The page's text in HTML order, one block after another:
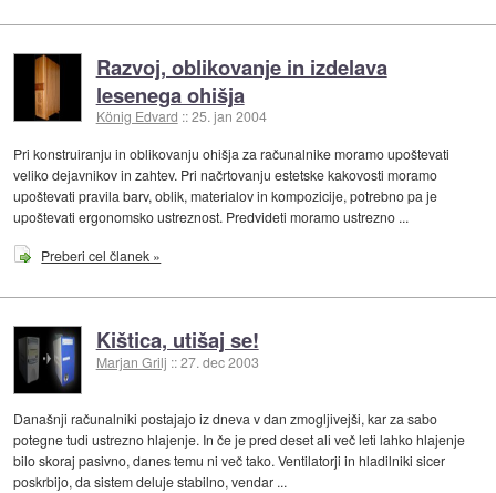
Razvoj, oblikovanje in izdelava
lesenega ohišja
König Edvard ::25. jan 2004
Pri konstruiranju in oblikovanju ohišja za računalnike moramo upoštevati
veliko dejavnikov in zahtev. Pri načrtovanju estetske kakovosti moramo
upoštevati pravila barv, oblik, materialov in kompozicije, potrebno pa je
upoštevati ergonomsko ustreznost. Predvideti moramo ustrezno ...
Preberi cel članek »
Kištica, utišaj se!
Marjan Grilj ::27. dec 2003
Današnji računalniki postajajo iz dneva v dan zmogljivejši, kar za sabo
potegne tudi ustrezno hlajenje. In če je pred deset ali več leti lahko hlajenje
bilo skoraj pasivno, danes temu ni več tako. Ventilatorji in hladilniki sicer
poskrbijo, da sistem deluje stabilno, vendar ...